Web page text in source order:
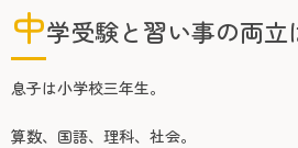
中学受験と習い事の両立
息子は小学校三年生。
算数、国語、理科、社会。